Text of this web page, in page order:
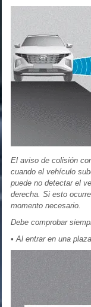
El aviso de colisión
cuando el vehículo
puede no detectar el
derecha. Si esto
momento necesario.
Debe comprobar
• Al entrar en una